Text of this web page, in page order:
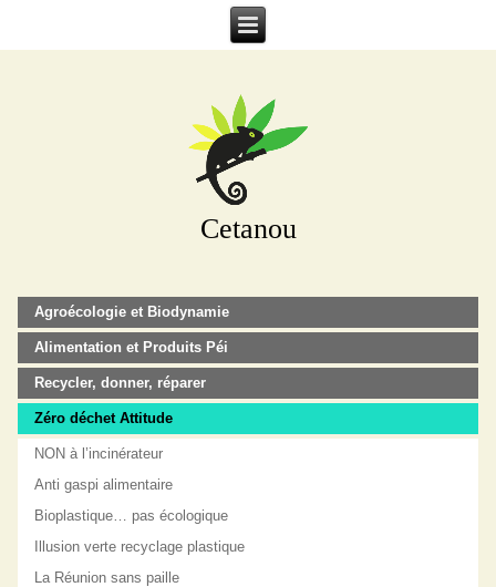
Cetanou
Agroécologie et Biodynamie
Alimentation et Produits Péi
Recycler, donner, réparer
Zéro déchet Attitude
NON à l’incinérateur
Anti gaspi alimentaire
Bioplastique… pas écologique
Illusion verte recyclage plastique
La Réunion sans paille